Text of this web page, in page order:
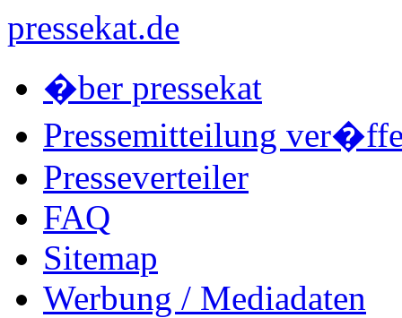
pressekat.de
�ber pressekat
Pressemitteilung
Presseverteiler
FAQ
Sitemap
Werbung / Mediadaten